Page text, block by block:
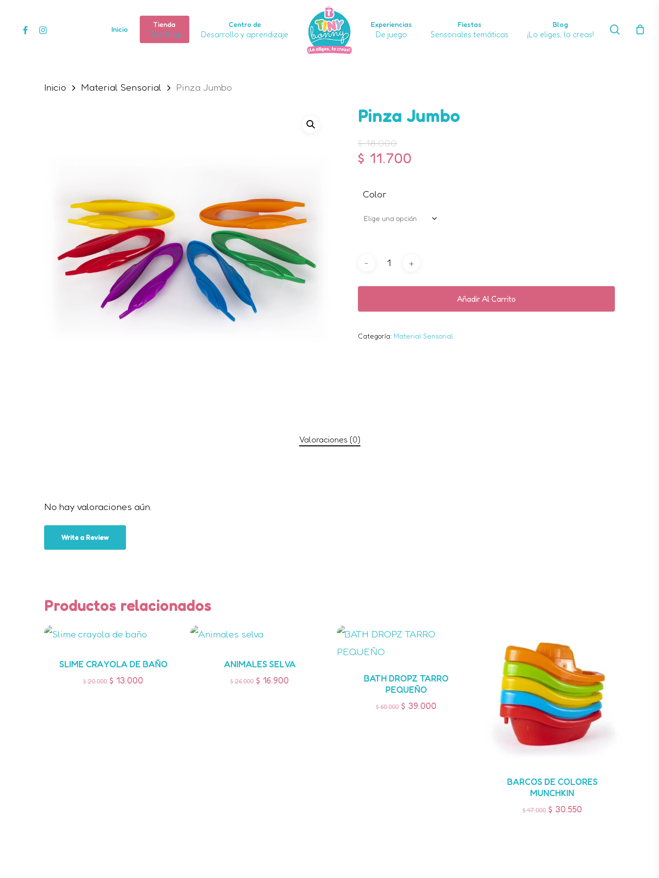
Inicio
Tienda
Tiny Shop
Centro de
Desarrollo y aprendizaje
Experiencias
De juego
Fiestas
Sensoriales temáticas
Blog
¡Lo eliges, lo creas!
facebookinstagram search
Inicio Material Sensorial Pinza Jumbo
Pinza Jumbo
$18.000
$ 11.700
Color
Añadir Al Carrito
Categoría: Material Sensorial
Valoraciones (0)
No hay valoraciones aún.
Write a Review
Productos relacionados
SLIME CRAYOLA DE BAÑO
$20.000 $ 13.000
ANIMALES SELVA
$26.000 $ 16.900
BATH DROPZ TARRO
PEQUEÑO
$60.000 $ 39.000
BARCOS DE COLORES
MUNCHKIN
$47.000 $ 30.550
Sé el primero en valorar “Pinza Jumbo”
Tu valoración
Guarda mi nombre, correo electrónico y web en este navegador
para la próxima vez que comente.